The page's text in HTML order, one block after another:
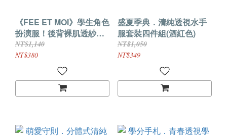
《FEE ET MOI》學生角色
扮演服！後背裸肌透紗拼
接襯衫百摺短裙四件式套
裝
NT$1,140
NT$380
盛夏季典．清純透視水手
服套裝四件組(酒紅色)
NT$1,050
NT$349